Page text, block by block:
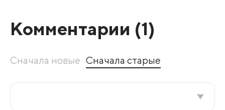
Комментарии (1)
Сначала новые Сначала старые